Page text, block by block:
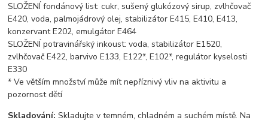
SLOŽENÍ fondánový list: cukr, sušený glukózový sirup, zvlhčovač
E420, voda, palmojádrový olej, stabilizátor E415, E410, E413,
konzervant E202, emulgátor E464
SLOŽENÍ potravinářský inkoust: voda, stabilizátor E1520,
zvlhčovač E422, barvivo E133, E122*, E102*, regulátor kyselosti
E330
* Ve větším množství může mít nepříznivý vliv na aktivitu a
pozornost dětí
Skladování: Skladujte v temném, chladném a suchém místě. Na